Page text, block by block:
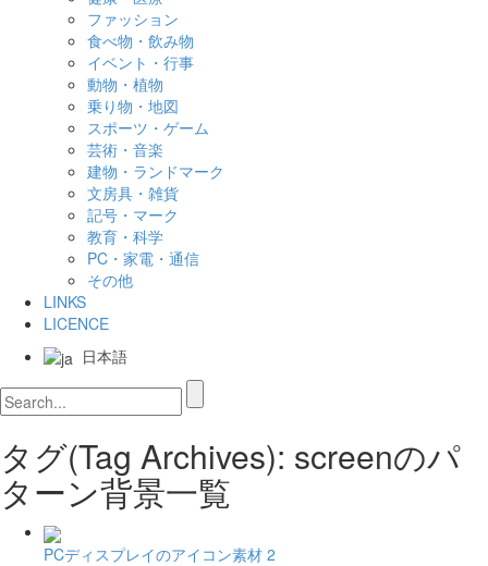
ファッション
食べ物・飲み物
イベント・行事
動物・植物
乗り物・地図
スポーツ・ゲーム
芸術・音楽
建物・ランドマーク
文房具・雑貨
記号・マーク
教育・科学
PC・家電・通信
その他
LINKS
LICENCE
日本語
タグ(Tag Archives): screenのパ
ターン背景一覧
PCディスプレイのアイコン素材 2